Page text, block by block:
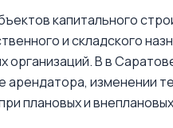
капитального
и складского
организаций. В в
арендатора, изменении
плановых и